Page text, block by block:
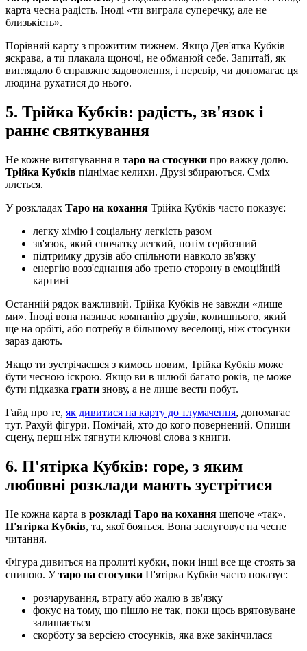
карта чесна радість. Іноді «ти виграла суперечку, але не
близькість».
Порівняй карту з прожитим тижнем. Якщо Дев'ятка Кубків
яскрава, а ти плакала щоночі, не обманюй себе. Запитай, як
виглядало б справжнє задоволення, і перевір, чи допомагає ця
людина рухатися до нього.
5. Трійка Кубків: радість, зв'язок і
раннє святкування
Не кожне витягування в таро на стосунки про важку долю.
Трійка Кубків піднімає келихи. Друзі збираються. Сміх
ллється.
У розкладах Таро на кохання Трійка Кубків часто показує:
легку хімію і соціальну легкість разом
зв'язок, який спочатку легкий, потім серйозний
підтримку друзів або спільноти навколо зв'язку
енергію возз'єднання або третю сторону в емоційній
картині
Останній рядок важливий. Трійка Кубків не завжди «лише
ми». Іноді вона називає компанію друзів, колишнього, який
ще на орбіті, або потребу в більшому веселощі, ніж стосунки
зараз дають.
Якщо ти зустрічаєшся з кимось новим, Трійка Кубків може
бути чесною іскрою. Якщо ви в шлюбі багато років, це може
бути підказка грати знову, а не лише вести побут.
Гайд про те, як дивитися на карту до тлумачення, допомагає
тут. Рахуй фігури. Помічай, хто до кого повернений. Опиши
сцену, перш ніж тягнути ключові слова з книги.
6. П'ятірка Кубків: горе, з яким
любовні розклади мають зустрітися
Не кожна карта в розкладі Таро на кохання шепоче «так».
П'ятірка Кубків, та, якої бояться. Вона заслуговує на чесне
читання.
Фігура дивиться на пролиті кубки, поки інші все ще стоять за
спиною. Утаро на стосунки П'ятірка Кубків часто показує:
розчарування, втрату або жалю в зв'язку
фокус на тому, що пішло не так, поки щось врятовуване
залишається
скорботу за версією стосунків, яка вже закінчилася